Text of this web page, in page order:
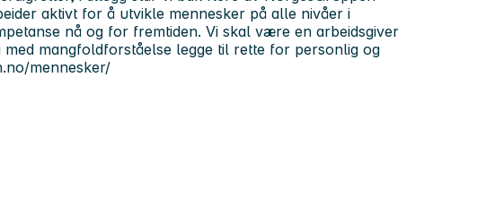
aktivt for å utvikle mennesker på alle nivåer i
nå og for fremtiden. Vi skal være en arbeidsgiver
mangfoldforståelse legge til rette for personlig og
mennesker/